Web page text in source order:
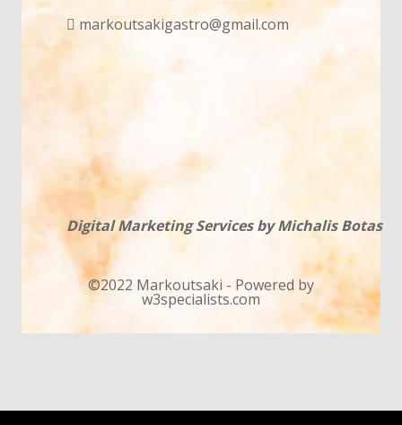
markoutsakigastro@gmail.com
Digital Marketing Services by Michalis Botas
©2022 Markoutsaki - Powered by
w3specialists.com